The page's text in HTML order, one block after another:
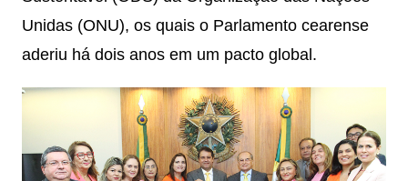
Unidas (ONU), os quais o Parlamento cearense
aderiu há dois anos em um pacto global.